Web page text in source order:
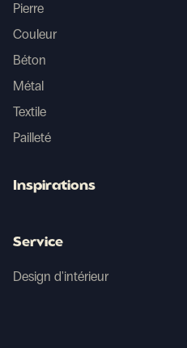
Pierre
Couleur
Béton
Métal
Textile
Pailleté
Inspirations
Service
Design d'intérieur